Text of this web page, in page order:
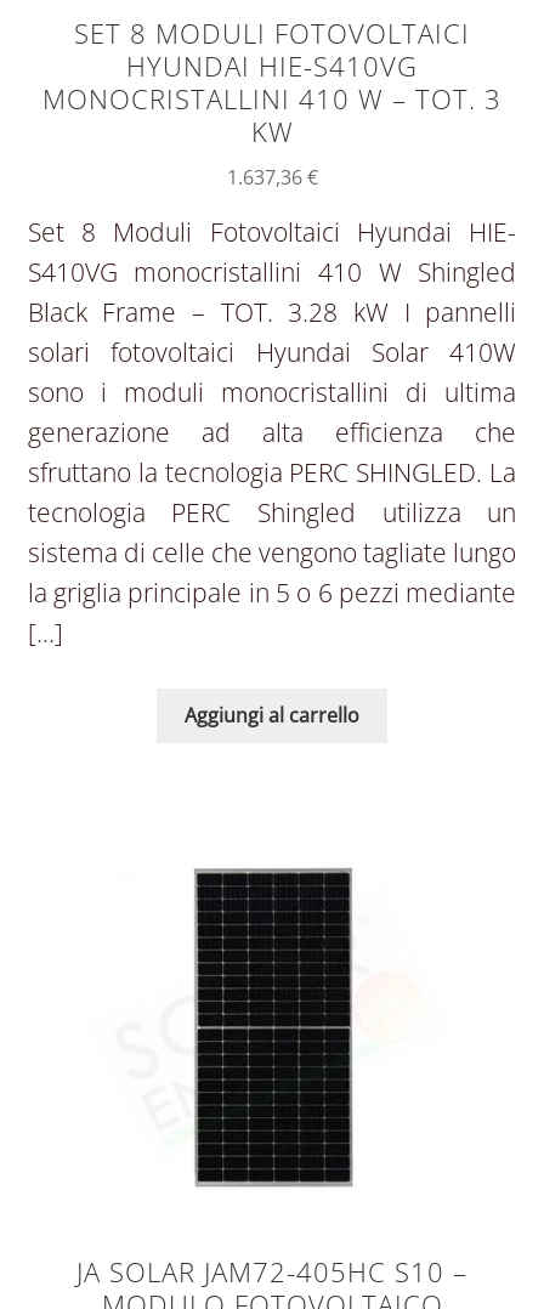
SET 8 MODULI FOTOVOLTAICI
HYUNDAI HIE-S410VG
MONOCRISTALLINI 410 W – TOT. 3
KW
1.637,36€
Set 8 Moduli Fotovoltaici Hyundai HIE-
S410VG monocristallini 410 W Shingled
Black Frame – TOT. 3.28 kW I pannelli
solari fotovoltaici Hyundai Solar 410W
sono i moduli monocristallini di ultima
generazione ad alta efficienza che
sfruttano la tecnologia PERC SHINGLED. La
tecnologia PERC Shingled utilizza un
sistema di celle che vengono tagliate lungo
la griglia principale in 5 o 6 pezzi mediante
[…]
Aggiungi al carrello
JA SOLAR JAM72-405HC S10 –